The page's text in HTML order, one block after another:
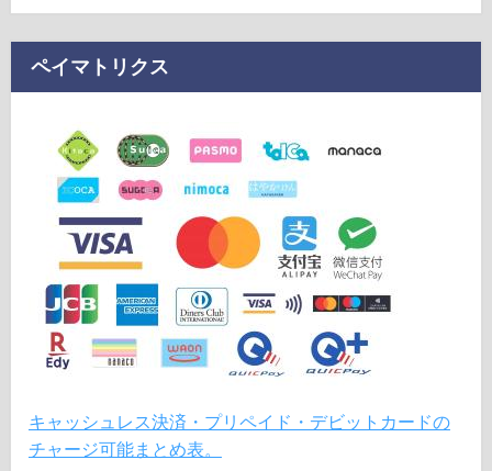
ペイマトリクス
キャッシュレス決済・プリペイド・デビットカードの
チャージ可能まとめ表。